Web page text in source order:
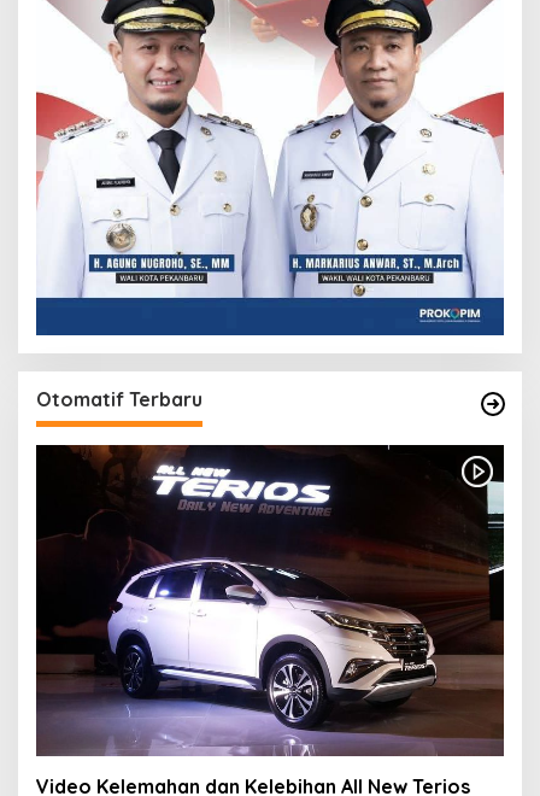
Otomatif Terbaru
Video Kelemahan dan Kelebihan All New Terios